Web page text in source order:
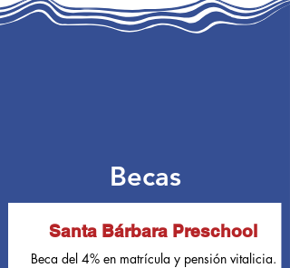
Becas
Santa Bárbara Preschool
Beca del 4% en matrícula y pensión vitalicia.